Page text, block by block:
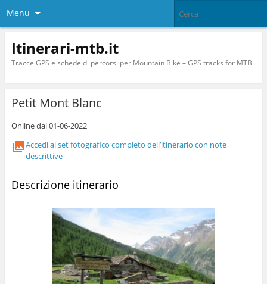
Menu
Itinerari-mtb.it
Tracce GPS e schede di percorsi per Mountain Bike – GPS tracks for MTB
Petit Mont Blanc
Online dal 01-06-2022
Accedi al set fotografico completo dell’itinerario con note
descrittive
Descrizione itinerario